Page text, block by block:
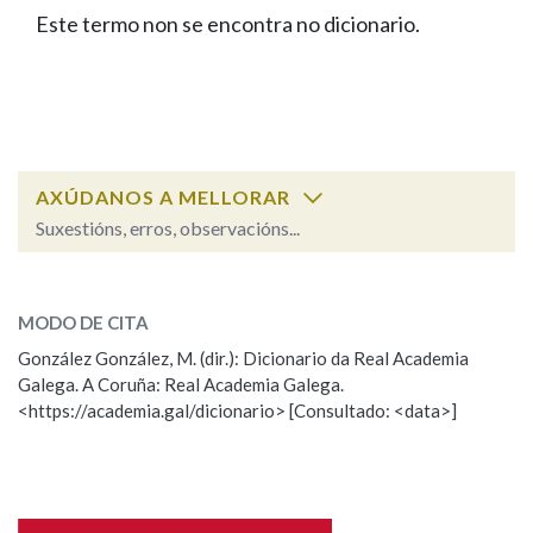
FIGURAS HOMENAXEADAS
PORTAL DAS PALABRAS
Facebook
TwitterYoutubeInstagram
Bluesky
BUSCAR NOS LEMAS
Remata por
BUSCAR NO CONTIDO
Nas definicións
Este termo non se encontra no dicionario.
AXÚDANOS A MELLORAR
Suxestións, erros, observacións...
Observación
Nome
MODO DE CITA
González González, M. (dir.): Dicionario da Real Academia
Galega. A Coruña: Real Academia Galega.
<https://academia.gal/dicionario> [Consultado: <data>]